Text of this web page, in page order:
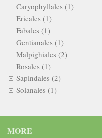
Caryophyllales (1)
Ericales (1)
Fabales (1)
Gentianales (1)
Malpighiales (2)
Rosales (1)
Sapindales (2)
Solanales (1)
MORE